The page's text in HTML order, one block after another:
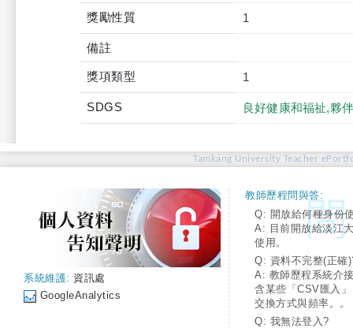
獎勵性質 1
備註
獎項類型 1
SDGS 良好健康和福祉,夥
Tamkang University Teacher
系統維護: 資訊處
GoogleAnalytics
教師歷程問與答:
Q: 開放給何種身份
A: 目前開放給淡江
使用。
Q: 資料不完整(正確
A: 教師歷程系統介
含某些「CSV匯入
交換方式與頻率。。
Q: 我無法登入?